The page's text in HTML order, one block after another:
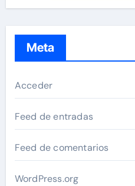
Meta
Acceder
Feed de entradas
Feed de comentarios
WordPress.org